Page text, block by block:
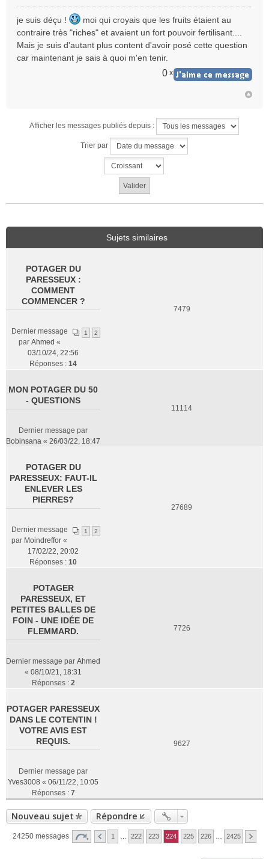
s
s
a
g
je suis déçu !
moi qui croyais que les fruits étaient au
contraire très "riches" et avaient un fort pouvoir fertilisant....
Mais je suis d'autant plus content d'avoir posé cette question
car maintenant je sais à quoi m'en tenir.
0 x
Afficher les messages publiés depuis :
Trier par
Sujets similaires
POTAGER DU
PARESSEUX :
COMMENT
COMMENCER ?
1 2
Dernier message
par Ahmed «
03/10/24, 22:56
Réponses : 14
7479
MON POTAGER DU 50
- QUESTIONS
Dernier message par
Bobinsana « 26/03/22, 18:47
11114
POTAGER DU
PARESSEUX: FAUT-IL
ENLEVER LES
PIERRES?
1 2
Dernier message
par Moindreffor «
17/02/22, 20:02
Réponses : 10
27689
POTAGER
PARESSEUX, ET
PETITES BALLES DE
FOIN - UNE IDÉE DE
FLEMMARD.
Dernier message par Ahmed
« 08/10/21, 18:31
Réponses : 2
7726
POTAGER PARESSEUX
DANS LE COTENTIN !
VOTRE AVIS EST
REQUIS.
Dernier message par
Yves3008 « 06/11/22, 10:05
Réponses : 7
9627
Nouveau sujet Répondre
24250 messages 1 222 223 224 225 226 2425